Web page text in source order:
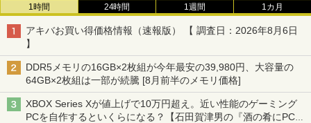
1時間 24時間 1週間 1カ月
アキバお買い得価格情報（速報版） 【 調査日：2026年8月6日
】
DDR5メモリの16GB×2枚組が今年最安の39,980円、大容量の
64GB×2枚組は一部が続騰 [8月前半のメモリ価格]
XBOX Series Xが値上げで10万円超え。近い性能のゲーミング
PCを自作するといくらになる？【石田賀津男の『酒の肴にPCゲ